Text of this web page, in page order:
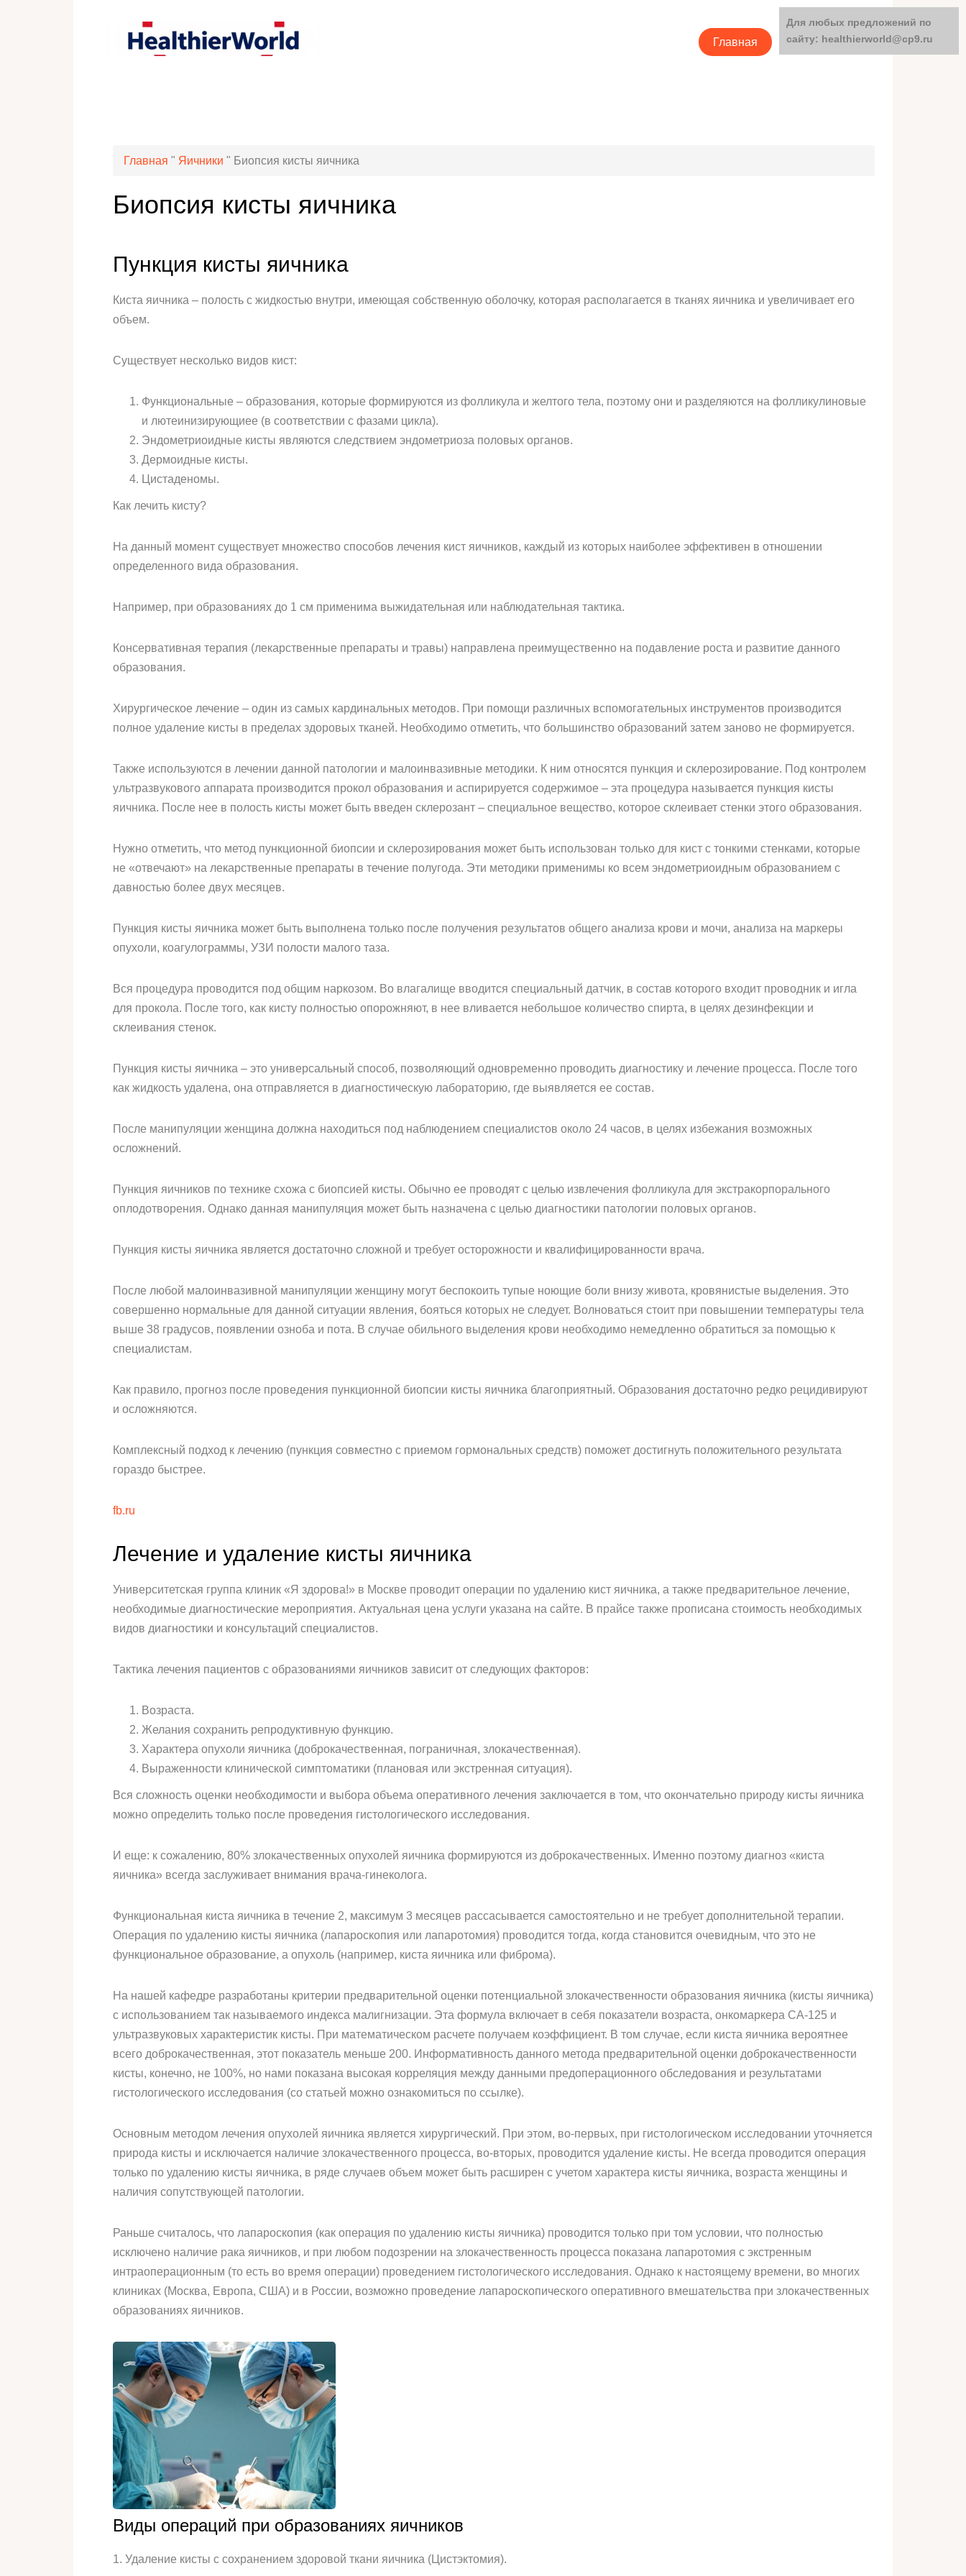
Главная Категории
Главная " Яичники " Биопсия кисты яичника
Биопсия кисты яичника
Пункция кисты яичника
Киста яичника – полость с жидкостью внутри, имеющая собственную оболочку, которая располагается в тканях яичника и увеличивает его
объем.
Существует несколько видов кист:
Функциональные – образования, которые формируются из фолликула и желтого тела, поэтому они и разделяются на фолликулиновые
и лютеинизирующиее (в соответствии с фазами цикла).
Эндометриоидные кисты являются следствием эндометриоза половых органов.
Дермоидные кисты.
Цистаденомы.
Как лечить кисту?
На данный момент существует множество способов лечения кист яичников, каждый из которых наиболее эффективен в отношении
определенного вида образования.
Например, при образованиях до 1 см применима выжидательная или наблюдательная тактика.
Консервативная терапия (лекарственные препараты и травы) направлена преимущественно на подавление роста и развитие данного
образования.
Хирургическое лечение – один из самых кардинальных методов. При помощи различных вспомогательных инструментов производится
полное удаление кисты в пределах здоровых тканей. Необходимо отметить, что большинство образований затем заново не формируется.
Также используются в лечении данной патологии и малоинвазивные методики. К ним относятся пункция и склерозирование. Под контролем
ультразвукового аппарата производится прокол образования и аспирируется содержимое – эта процедура называется пункция кисты
яичника. После нее в полость кисты может быть введен склерозант – специальное вещество, которое склеивает стенки этого образования.
Нужно отметить, что метод пункционной биопсии и склерозирования может быть использован только для кист с тонкими стенками, которые
не «отвечают» на лекарственные препараты в течение полугода. Эти методики применимы ко всем эндометриоидным образованием с
давностью более двух месяцев.
Пункция кисты яичника может быть выполнена только после получения результатов общего анализа крови и мочи, анализа на маркеры
опухоли, коагулограммы, УЗИ полости малого таза.
Вся процедура проводится под общим наркозом. Во влагалище вводится специальный датчик, в состав которого входит проводник и игла
для прокола. После того, как кисту полностью опорожняют, в нее вливается небольшое количество спирта, в целях дезинфекции и
склеивания стенок.
Пункция кисты яичника – это универсальный способ, позволяющий одновременно проводить диагностику и лечение процесса. После того
как жидкость удалена, она отправляется в диагностическую лабораторию, где выявляется ее состав.
После манипуляции женщина должна находиться под наблюдением специалистов около 24 часов, в целях избежания возможных
осложнений.
Пункция яичников по технике схожа с биопсией кисты. Обычно ее проводят с целью извлечения фолликула для экстракорпорального
оплодотворения. Однако данная манипуляция может быть назначена с целью диагностики патологии половых органов.
Пункция кисты яичника является достаточно сложной и требует осторожности и квалифицированности врача.
После любой малоинвазивной манипуляции женщину могут беспокоить тупые ноющие боли внизу живота, кровянистые выделения. Это
совершенно нормальные для данной ситуации явления, бояться которых не следует. Волноваться стоит при повышении температуры тела
выше 38 градусов, появлении озноба и пота. В случае обильного выделения крови необходимо немедленно обратиться за помощью к
специалистам.
Как правило, прогноз после проведения пункционной биопсии кисты яичника благоприятный. Образования достаточно редко рецидивируют
и осложняются.
Комплексный подход к лечению (пункция совместно с приемом гормональных средств) поможет достигнуть положительного результата
гораздо быстрее.
fb.ru
Лечение и удаление кисты яичника
Университетская группа клиник «Я здорова!» в Москве проводит операции по удалению кист яичника, а также предварительное лечение,
необходимые диагностические мероприятия. Актуальная цена услуги указана на сайте. В прайсе также прописана стоимость необходимых
видов диагностики и консультаций специалистов.
Тактика лечения пациентов с образованиями яичников зависит от следующих факторов:
Возраста.
Желания сохранить репродуктивную функцию.
Характера опухоли яичника (доброкачественная, пограничная, злокачественная).
Выраженности клинической симптоматики (плановая или экстренная ситуация).
Вся сложность оценки необходимости и выбора объема оперативного лечения заключается в том, что окончательно природу кисты яичника
можно определить только после проведения гистологического исследования.
И еще: к сожалению, 80% злокачественных опухолей яичника формируются из доброкачественных. Именно поэтому диагноз «киста
яичника» всегда заслуживает внимания врача-гинеколога.
Функциональная киста яичника в течение 2, максимум 3 месяцев рассасывается самостоятельно и не требует дополнительной терапии.
Операция по удалению кисты яичника (лапароскопия или лапаротомия) проводится тогда, когда становится очевидным, что это не
функциональное образование, а опухоль (например, киста яичника или фиброма).
На нашей кафедре разработаны критерии предварительной оценки потенциальной злокачественности образования яичника (кисты яичника)
с использованием так называемого индекса малигнизации. Эта формула включает в себя показатели возраста, онкомаркера СА-125 и
ультразвуковых характеристик кисты. При математическом расчете получаем коэффициент. В том случае, если киста яичника вероятнее
всего доброкачественная, этот показатель меньше 200. Информативность данного метода предварительной оценки доброкачественности
кисты, конечно, не 100%, но нами показана высокая корреляция между данными предоперационного обследования и результатами
гистологического исследования (cо статьей можно ознакомиться по ссылке).
Основным методом лечения опухолей яичника является хирургический. При этом, во-первых, при гистологическом исследовании уточняется
природа кисты и исключается наличие злокачественного процесса, во-вторых, проводится удаление кисты. Не всегда проводится операция
только по удалению кисты яичника, в ряде случаев объем может быть расширен с учетом характера кисты яичника, возраста женщины и
наличия сопутствующей патологии.
Раньше считалось, что лапароскопия (как операция по удалению кисты яичника) проводится только при том условии, что полностью
исключено наличие рака яичников, и при любом подозрении на злокачественность процесса показана лапаротомия с экстренным
интраоперационным (то есть во время операции) проведением гистологического исследования. Однако к настоящему времени, во многих
клиниках (Москва, Европа, США) и в России, возможно проведение лапароскопического оперативного вмешательства при злокачественных
образованиях яичников.
Виды операций при образованиях яичников
1. Удаление кисты с сохранением здоровой ткани яичника (Цистэктомия).
Для любых предложений по
сайту: healthierworld@cp9.ru